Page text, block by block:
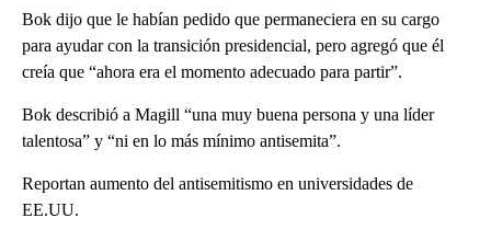
Bok dijo que le habían pedido que permaneciera en su cargo
para ayudar con la transición presidencial, pero agregó que él
creía que “ahora era el momento adecuado para partir”.
Bok describió a Magill “una muy buena persona y una líder
talentosa” y “ni en lo más mínimo antisemita”.
Reportan aumento del antisemitismo en universidades de
EE.UU.